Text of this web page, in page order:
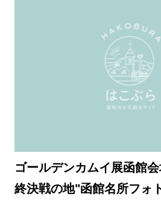
ゴールデンカムイ展函館
終決戦の地"函館名所フォ